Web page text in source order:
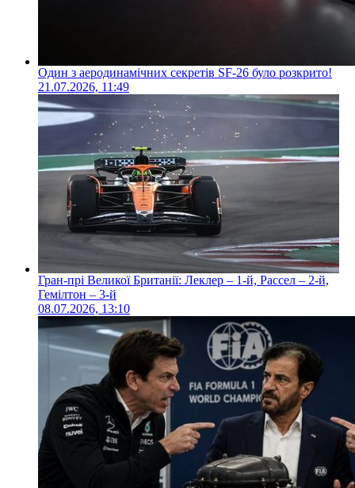
Один з аеродинамічних секретів SF-26 було розкрито!
21.07.2026, 11:49
Гран-прі Великої Британії: Леклер – 1-й, Рассел – 2-й,
Гемілтон – 3-й
08.07.2026, 13:10